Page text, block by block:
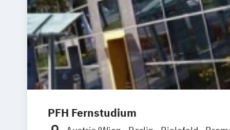
PFH Fernstudium